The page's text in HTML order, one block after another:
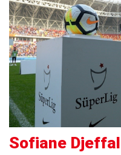
Sofiane